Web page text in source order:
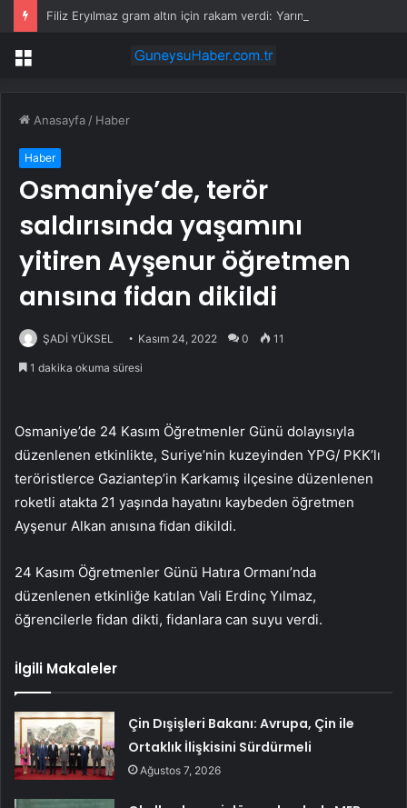
Menü
Anasayfa / Haber
Haber
Osmaniye’de, terör
saldırısında yaşamını
yitiren Ayşenur öğretmen
anısına fidan dikildi
ŞADİ YÜKSEL Kasım 24, 2022 0 11
1 dakika okuma süresi
Osmaniye’de 24 Kasım Öğretmenler Günü dolayısıyla
düzenlenen etkinlikte, Suriye’nin kuzeyinden YPG/ PKK’lı
teröristlerce Gaziantep’in Karkamış ilçesine düzenlenen
roketli atakta 21 yaşında hayatını kaybeden öğretmen
Ayşenur Alkan anısına fidan dikildi.
24 Kasım Öğretmenler Günü Hatıra Ormanı’nda
düzenlenen etkinliğe katılan Vali Erdinç Yılmaz,
öğrencilerle fidan dikti, fidanlara can suyu verdi.
İlgili Makaleler
Çin Dışişleri Bakanı: Avrupa, Çin ile
Ortaklık İlişkisini Sürdürmeli
Ağustos 7, 2026